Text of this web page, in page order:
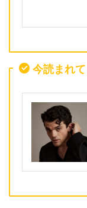
今読まれ